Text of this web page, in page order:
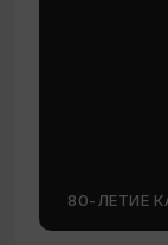
80-ЛЕТИЕ